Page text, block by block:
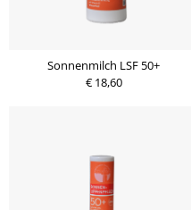
Sonnenmilch LSF 50+
€ 18,60